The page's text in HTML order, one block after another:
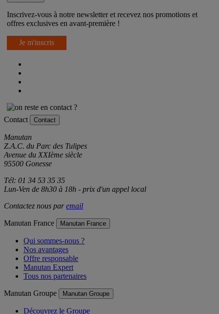
Inscrivez-vous à notre newsletter et recevez nos promotions et
offres exclusives en avant-première !
Je m'inscris
Contact Contact
Manutan
Z.A.C. du Parc des Tulipes
Avenue du XXIème siècle
95500 Gonesse
Tél: 01 34 53 35 35
Lun-Ven de 8h30 à 18h - prix d'un appel local
Contactez nous paremail
Manutan France Manutan France
Qui sommes-nous ?
Nos avantages
Offre responsable
Manutan Expert
Tous nos partenaires
Manutan Groupe Manutan Groupe
Découvrez le Groupe